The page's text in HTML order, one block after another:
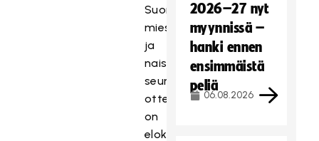
Suomen
miesten
ja
naisten
seuraava
ottelutapahtuma
on
elokuussa
2026–27 nyt
myynnissä –
hanki ennen
ensimmäistä
peliä
06.08.2026